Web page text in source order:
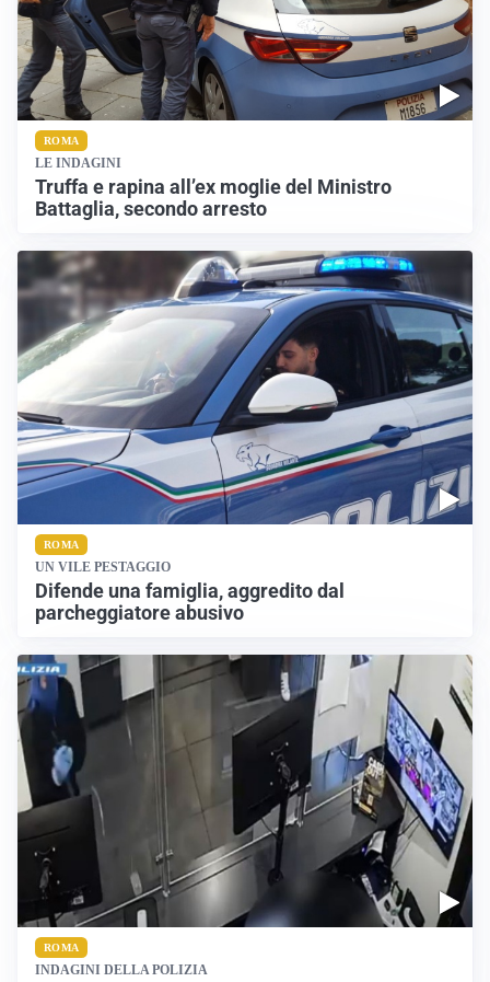
ROMA
LE INDAGINI
Truffa e rapina all’ex moglie del Ministro
Battaglia, secondo arresto
ROMA
UN VILE PESTAGGIO
Difende una famiglia, aggredito dal
parcheggiatore abusivo
ROMA
INDAGINI DELLA POLIZIA